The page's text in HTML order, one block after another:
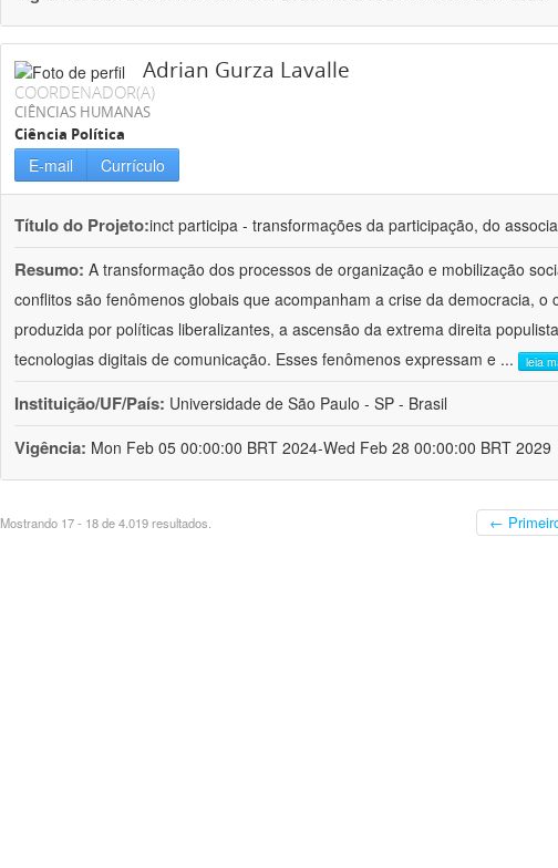
Adrian Gurza Lavalle
COORDENADOR(A)
CIÊNCIAS HUMANAS
Ciência Política
E-mail Currículo
Título do Projeto:inct participa - transformações da participação, do
Resumo: A transformação dos processos de organização e mobilização
conflitos são fenômenos globais que acompanham a crise da democracia, o
produzida por políticas liberalizantes, a ascensão da extrema direita
tecnologias digitais de comunicação. Esses fenômenos expressam e ... leia
Instituição/UF/País: Universidade de São Paulo - SP - Brasil
Vigência: Mon Feb 05 00:00:00 BRT 2024-Wed Feb 28 00:00:00 BRT 2029
Mostrando 17 - 18 de 4.019 resultados. ←